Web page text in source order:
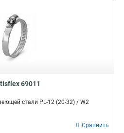
69011
стали PL-12 (20-32) / W2
Сравнить